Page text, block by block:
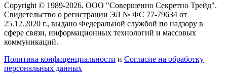
Copyright © 1989-2026. ООО "Совершенно Секретно Трейд".
Свидетельство о регистрации ЭЛ № ФС 77-79634 от
25.12.2020 г., выдано Федеральной службой по надзору в
сфере связи, информационных технологий и массовых
коммуникаций.
Политика конфиценциальности и Согласие на обработку
персональных данных